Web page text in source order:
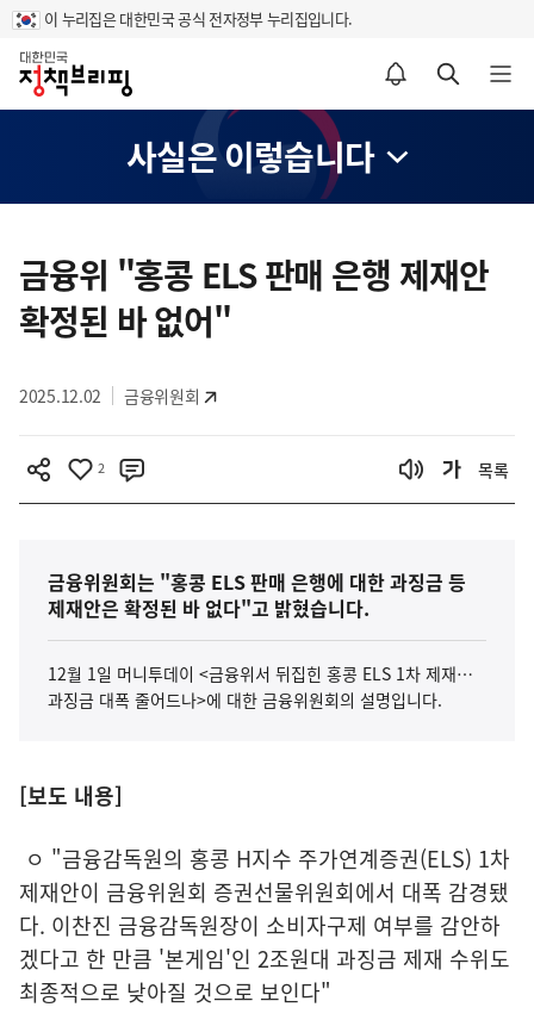
이 누리집은 대한민국 공식 전자정부 누리집입니다.
홈
알림설정 바로가기 검색 바로가기 메뉴 열기
사실은 이렇습니다
텐
츠
영
금융위 "홍콩 ELS 판매 은행 제재안
확정된 바 없어"
2025.12.02 금융위원회
2 목록
금융위원회는 "홍콩 ELS 판매 은행에 대한 과징금 등
제재안은 확정된 바 없다"고 밝혔습니다.
12월 1일 머니투데이 <금융위서 뒤집힌 홍콩 ELS 1차 제재…
과징금 대폭 줄어드나>에 대한 금융위원회의 설명입니다.
[보도 내용]
ㅇ "금융감독원의 홍콩 H지수 주가연계증권(ELS) 1차
제재안이 금융위원회 증권선물위원회에서 대폭 감경됐
다. 이찬진 금융감독원장이 소비자구제 여부를 감안하
겠다고 한 만큼 '본게임'인 2조원대 과징금 제재 수위도
최종적으로 낮아질 것으로 보인다"